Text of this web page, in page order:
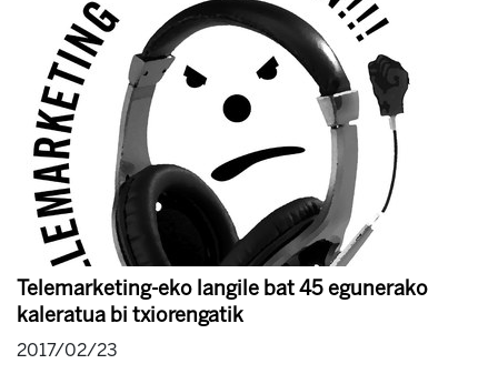
Telemarketing-eko langile bat 45 egunerako
kaleratua bi txiorengatik
2017/02/23